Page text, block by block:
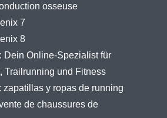
osseuse
7
8
Dein Online-Spezialist für
Trailrunning und Fitness
zapatillas y ropas de running
de chaussures de